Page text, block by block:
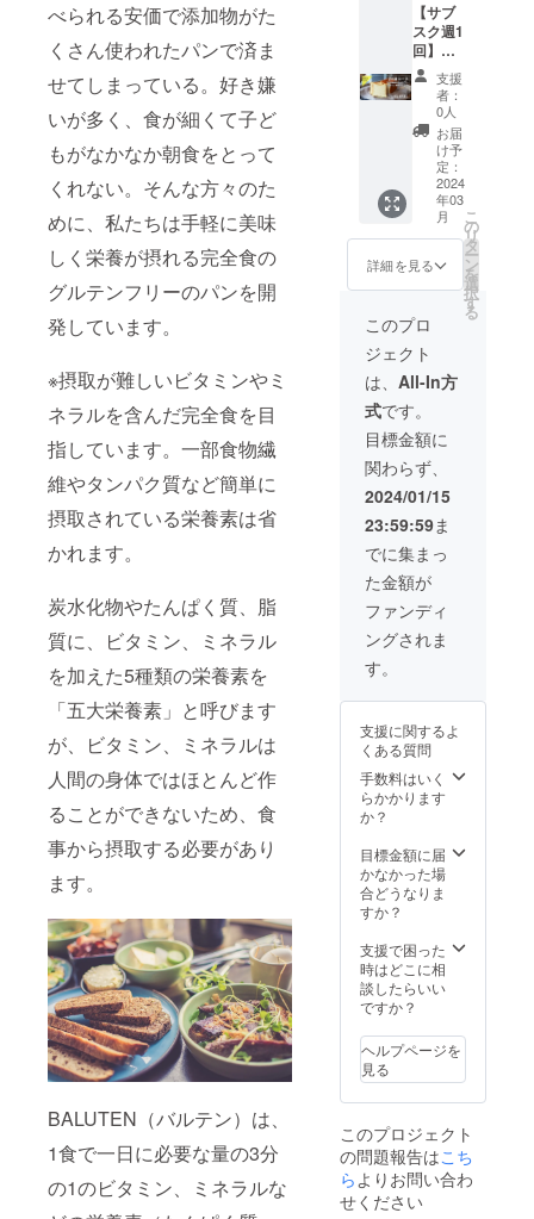
べられる安価で添加物がた
くさん使われたパンで済ま
せてしまっている。好き嫌
いが多く、食が細くて子ど
もがなかなか朝食をとって
くれない。そんな方々のた
めに、私たちは手軽に美味
しく栄養が摂れる完全食の
グルテンフリーのパンを開
発しています。
※摂取が難しいビタミンやミ
ネラルを含んだ完全食を目
指しています。一部食物繊
維やタンパク質など簡単に
摂取されている栄養素は省
かれます。
炭水化物やたんぱく質、脂
質に、ビタミン、ミネラル
を加えた5種類の栄養素を
「五大栄養素」と呼びます
が、ビタミン、ミネラルは
人間の身体ではほとんど作
ることができないため、食
事から摂取する必要があり
ます。
BALUTEN（バルテン）は、
1食で一日に必要な量の3分
の1のビタミン、ミネラルな
【サブ
スク週1
回】
24週
コース
「ほぼ
完全食
のグル
テンフ
リー米
粉パ
ン」を
毎週1本
1お届け
（送料
込み）
支援
者：
0人
お届
け予
定：
2024
年03
月
詳細を見る
こ
の
リ
タ
ー
ン
を
選
択
す
る
このプロ
ジェクト
は、 All-In方
式です。
目標金額に
関わらず、
2024/01/15
23:59:59ま
でに集まっ
た金額が
ファンディ
ングされま
す。
支援に関するよ
くある質問
手数料はいく
らかかります
か？
目標金額に届
かなかった場
合どうなりま
すか？
支援で困った
時はどこに相
談したらいい
ですか？
ヘルプページを
見る
このプロジェクト
の問題報告はこち
らよりお問い合わ
せください